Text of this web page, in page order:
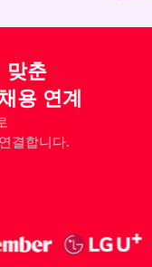
맞춘
용 연계
결합니다.